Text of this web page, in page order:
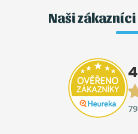
Naši